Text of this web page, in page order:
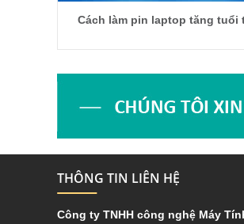
Cách làm pin laptop tăng tuổi
THÔNG TIN LIÊN HỆ
Công ty TNHH công nghệ Máy